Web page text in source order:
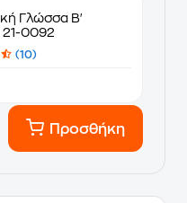
Γλώσσα Β'
21-0092
(10)
Προσθήκη